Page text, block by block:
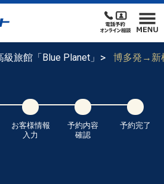
旅館「Blue Planet」 博多発→新
お客様情報
入力
予約内容
確認
予約完了